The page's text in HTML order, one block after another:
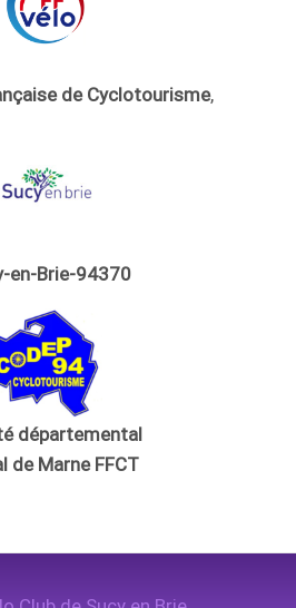
de Cyclotourisme,
en-Brie-94370
départemental
de Marne FFCT